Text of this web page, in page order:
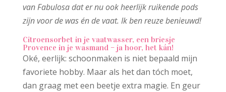
van Fabulosa dat er nu ook heerlijk ruikende pods
zijn voor de was én de vaat. Ik ben reuze benieuwd!
Citroensorbet in je vaatwasser, een briesje
Provence in je wasmand – ja hoor, het kán!
Oké, eerlijk: schoonmaken is niet bepaald mijn
favoriete hobby. Maar als het dan tóch moet,
dan graag met een beetje extra magie. En geur